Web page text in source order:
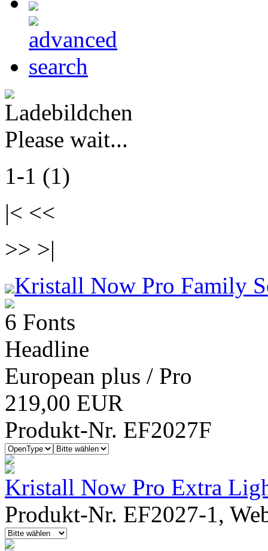
Please wait...
1-1 (1)
|< <<
>> >|
Kristall Now Pro Family
6 Fonts
Headline
European plus / Pro
219,00 EUR
Produkt-Nr. EF2027F
Kristall Now Pro Extra
Produkt-Nr. EF2027-1,